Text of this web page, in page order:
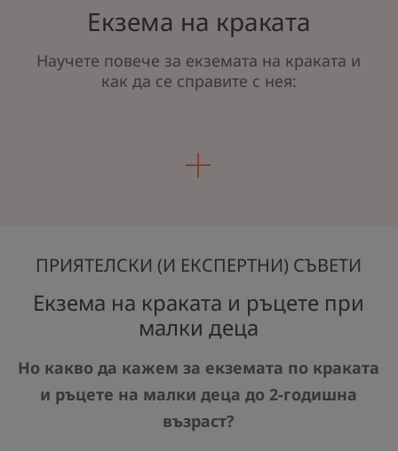
Екзема на краката
Научете повече за екземата на краката и
как да се справите с нея:
ПРИЯТЕЛСКИ (И ЕКСПЕРТНИ) СЪВЕТИ
Екзема на краката и ръцете при
малки деца
Но какво да кажем за екземата по краката
и ръцете на малки деца до 2-годишна
възраст?